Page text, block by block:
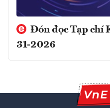
Đón đọc Tạp chí
31-2026